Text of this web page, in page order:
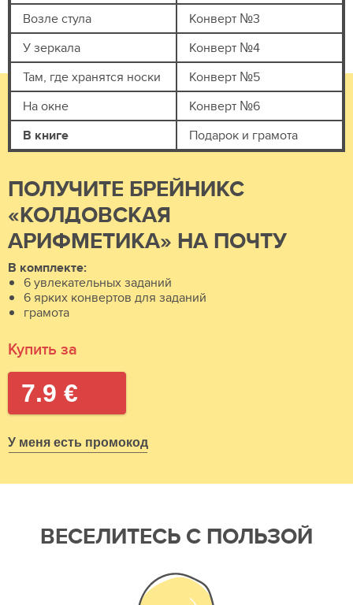
Возле стула
Конверт №3
У зеркала
Конверт №4
Там, где хранятся носки
Конверт №5
На окне
Конверт №6
В книге
Подарок и грамота
ПОЛУЧИТЕ БРЕЙНИКС
«КОЛДОВСКАЯ
АРИФМЕТИКА» НА ПОЧТУ
В комплекте:
6 увлекательных заданий
6 ярких конвертов для заданий
грамота
Купить за
7.9 €
У меня есть промокод
ВЕСЕЛИТЕСЬ С ПОЛЬЗОЙ